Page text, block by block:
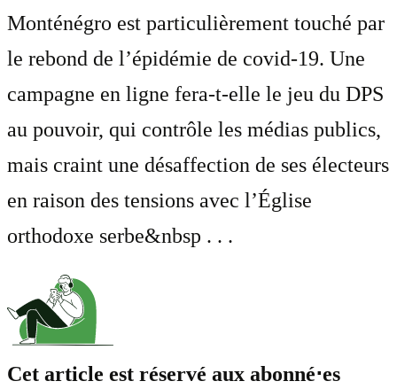
Monténégro est particulièrement touché par
le rebond de l’épidémie de covid-19. Une
campagne en ligne fera-t-elle le jeu du DPS
au pouvoir, qui contrôle les médias publics,
mais craint une désaffection de ses électeurs
en raison des tensions avec l’Église
orthodoxe serbe&nbsp . . .
Cet article est réservé aux abonné⋅es